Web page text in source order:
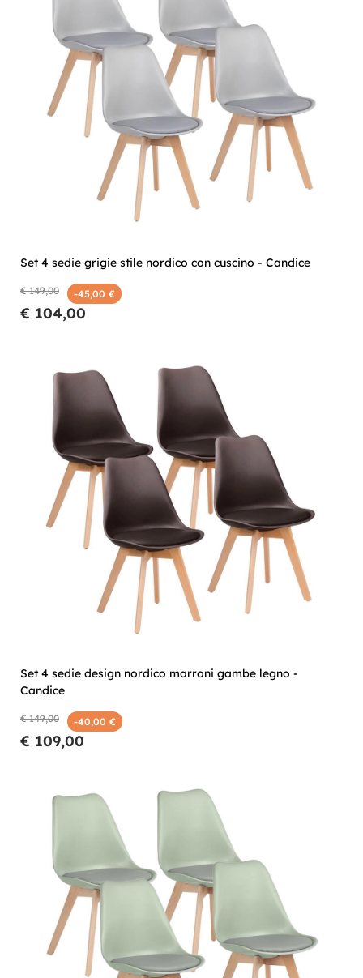
Set 4 sedie grigie stile nordico con cuscino - Candice
€ 149,00 -45,00 €
€ 104,00
Set 4 sedie design nordico marroni gambe legno -
Candice
€ 149,00 -40,00 €
€ 109,00